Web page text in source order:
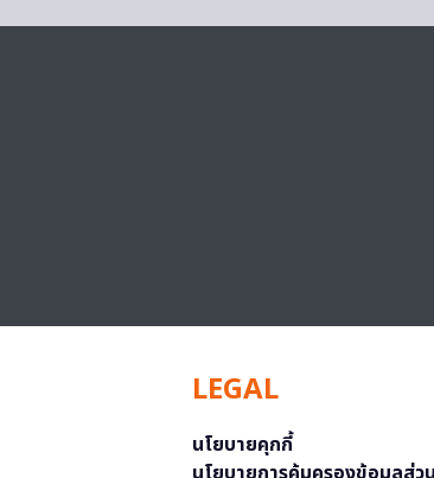
LEGAL
นโยบายคุกกี้